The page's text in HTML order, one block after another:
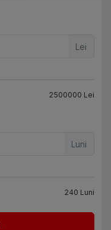
Lei
2500000 Lei
Luni
240 Luni